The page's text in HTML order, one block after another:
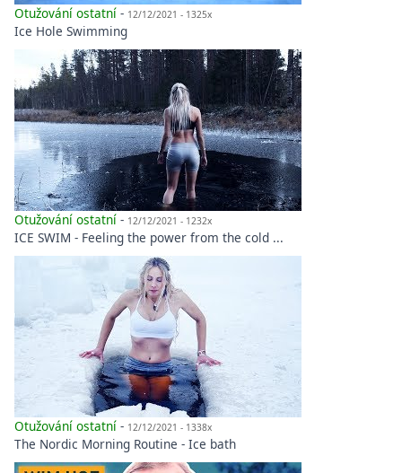
Otužování ostatní - 12/12/2021 - 1325x
Ice Hole Swimming
Otužování ostatní - 12/12/2021 - 1232x
ICE SWIM - Feeling the power from the cold ...
Otužování ostatní - 12/12/2021 - 1338x
The Nordic Morning Routine - Ice bath